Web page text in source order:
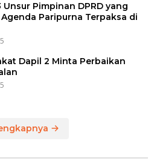
Unsur Pimpinan DPRD yang
Agenda Paripurna Terpaksa di
Dapil 2 Minta Perbaikan